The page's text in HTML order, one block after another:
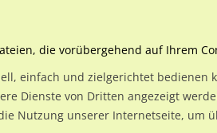
Planen & Buchen
die vorübergehend auf Ihrem
einfach und zielgerichtet bedienen
Dienste von Dritten angezeigt
Nutzung unserer Internetseite, um